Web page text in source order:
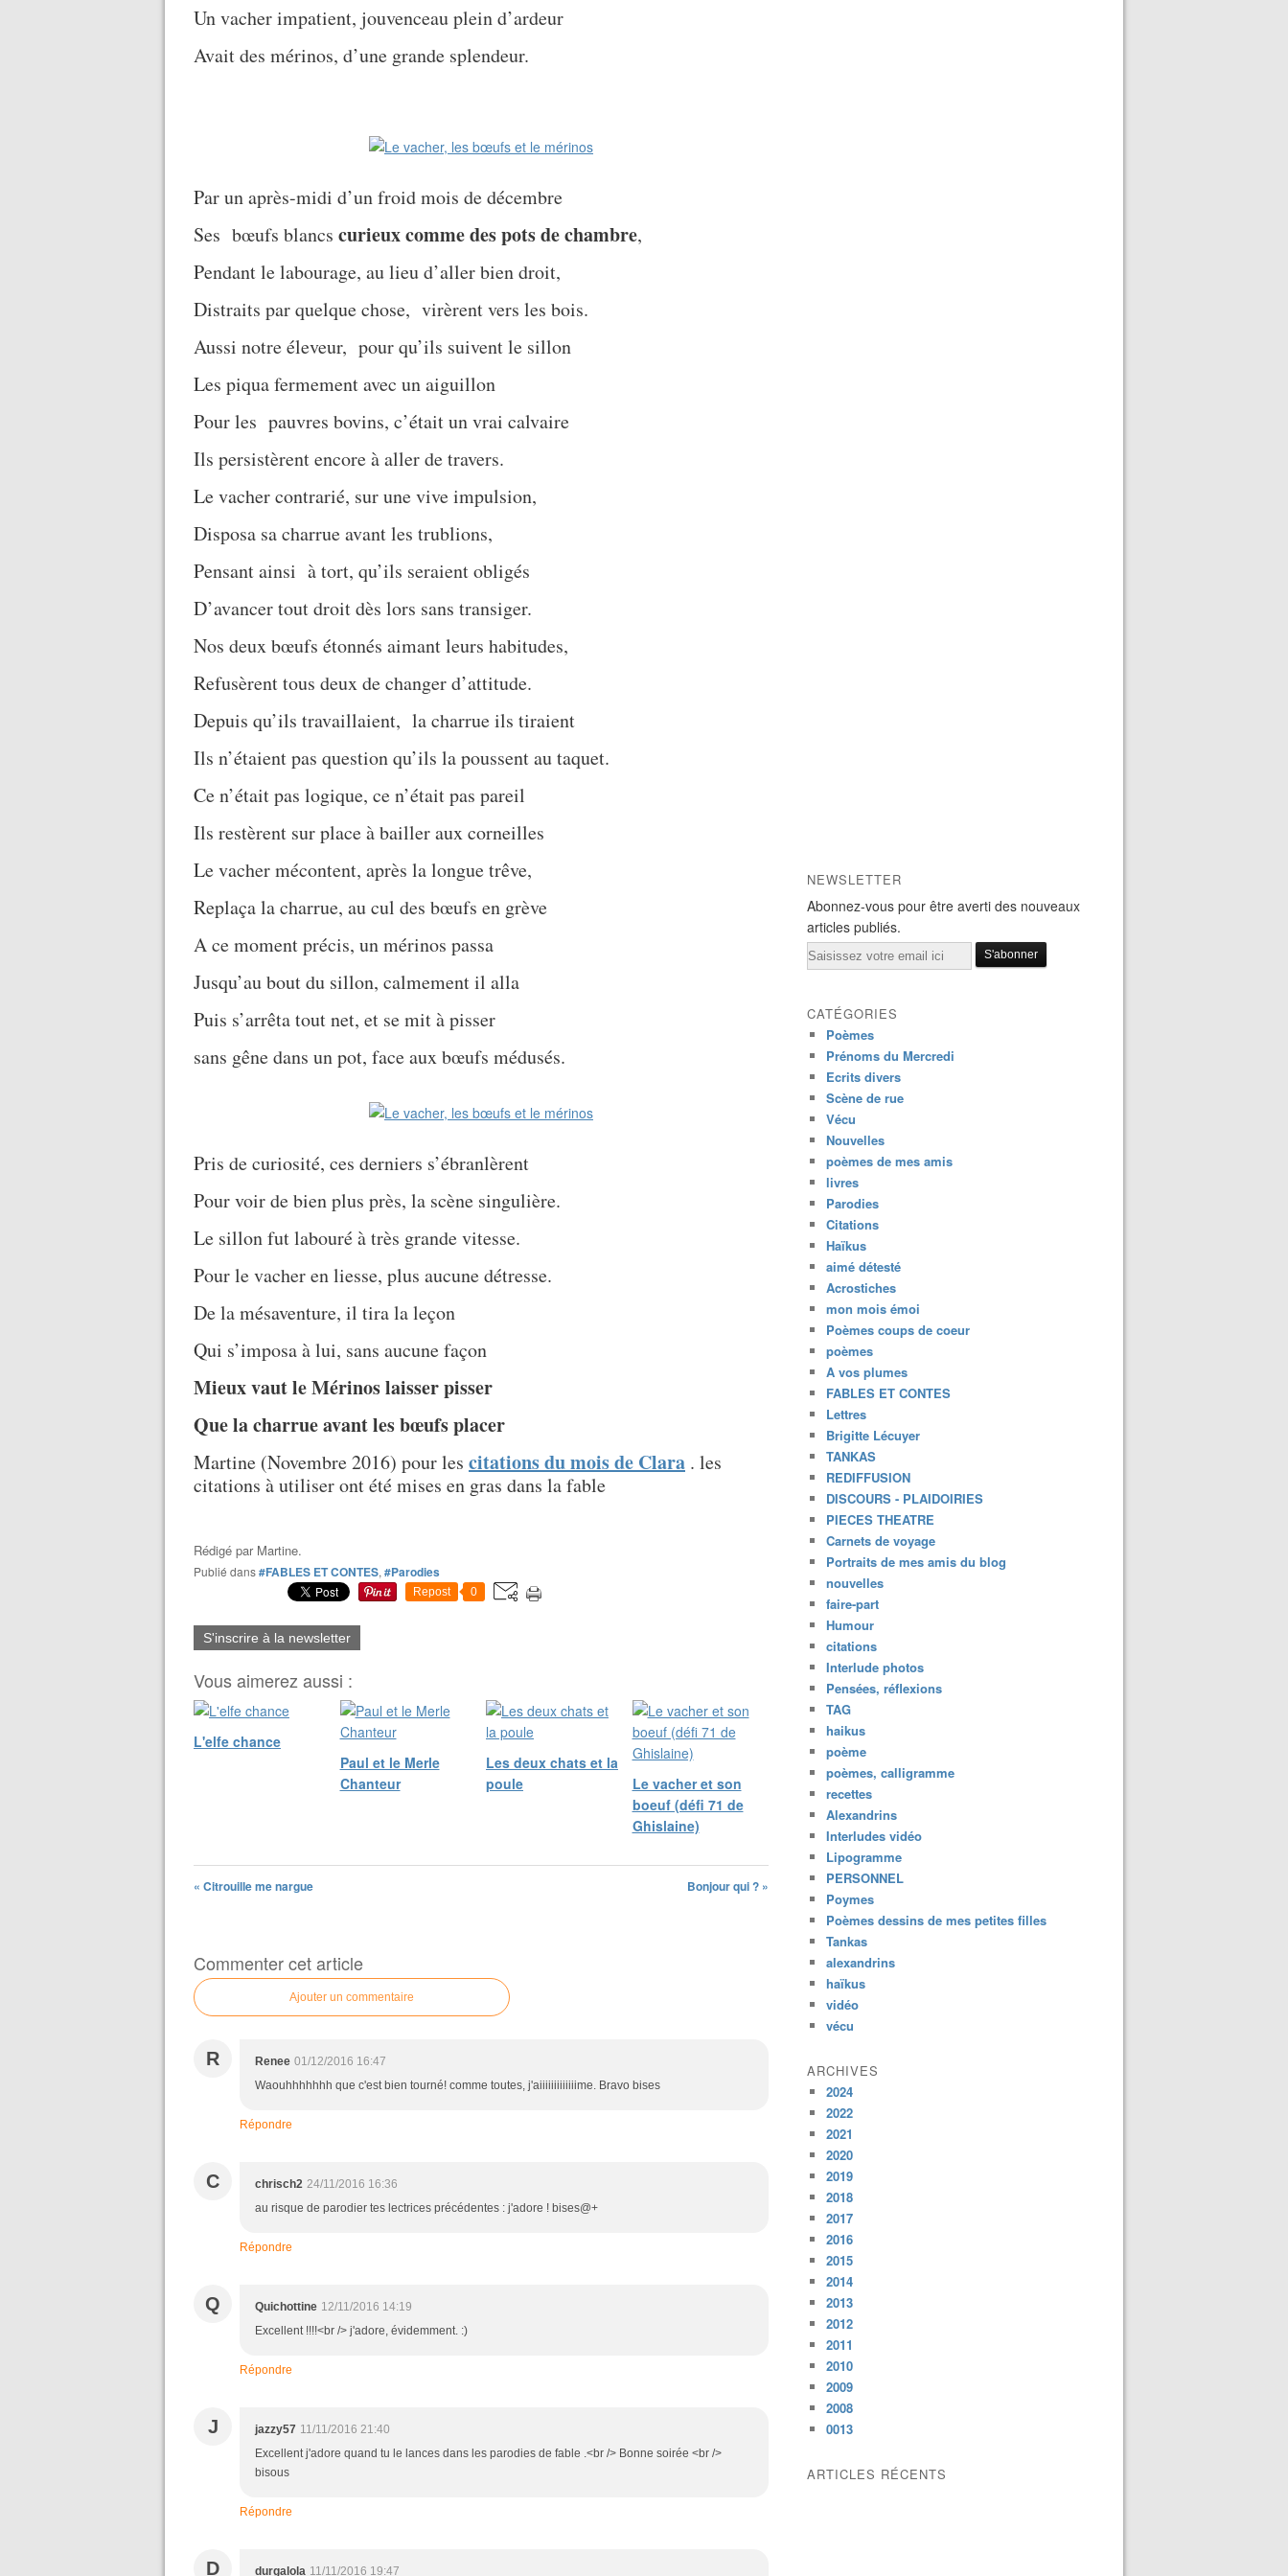
Un vacher impatient, jouvenceau plein d’ardeur
Avait des mérinos, d’une grande splendeur.
Par un après-midi d’un froid mois de décembre
Ses bœufs blancs curieux comme des pots de chambre,
Pendant le labourage, au lieu d’aller bien droit,
Distraits par quelque chose, virèrent vers les bois.
Aussi notre éleveur, pour qu’ils suivent le sillon
Les piqua fermement avec un aiguillon
Pour les pauvres bovins, c’était un vrai calvaire
Ils persistèrent encore à aller de travers.
Le vacher contrarié, sur une vive impulsion,
Disposa sa charrue avant les trublions,
Pensant ainsi à tort, qu’ils seraient obligés
D’avancer tout droit dès lors sans transiger.
Nos deux bœufs étonnés aimant leurs habitudes,
Refusèrent tous deux de changer d’attitude.
Depuis qu’ils travaillaient, la charrue ils tiraient
Ils n’étaient pas question qu’ils la poussent au taquet.
Ce n’était pas logique, ce n’était pas pareil
Ils restèrent sur place à bailler aux corneilles
Le vacher mécontent, après la longue trêve,
Replaça la charrue, au cul des bœufs en grève
A ce moment précis, un mérinos passa
Jusqu’au bout du sillon, calmement il alla
Puis s’arrêta tout net, et se mit à pisser
sans gêne dans un pot, face aux bœufs médusés.
Pris de curiosité, ces derniers s’ébranlèrent
Pour voir de bien plus près, la scène singulière.
Le sillon fut labouré à très grande vitesse.
Pour le vacher en liesse, plus aucune détresse.
De la mésaventure, il tira la leçon
Qui s’imposa à lui, sans aucune façon
Mieux vaut le Mérinos laisser pisser
Que la charrue avant les bœufs placer
Martine (Novembre 2016) pour les citations du mois de Clara . les
citations à utiliser ont été mises en gras dans la fable
Rédigé par Martine.
Publié dans#FABLES ET CONTES, #Parodies
Repost 0
S'inscrire à la newsletter
Vous aimerez aussi :
L'elfe chance
Paul et le Merle
Chanteur
Les deux chats et la
poule
Le vacher et son
boeuf (défi 71 de
Ghislaine)
« Citrouille me nargue Bonjour qui ? »
Commenter cet article
Ajouter un commentaire
R Renee 01/12/2016 16:47
Waouhhhhhhh que c'est bien tourné! comme toutes, j'aiiiiiiiiiiiiime. Bravo bises
Répondre
C chrisch2 24/11/2016 16:36
au risque de parodier tes lectrices précédentes : j'adore ! bises@+
Répondre
Q Quichottine 12/11/2016 14:19
Excellent !!!!<br /> j'adore, évidemment. :)
Répondre
J jazzy57 11/11/2016 21:40
Excellent j'adore quand tu le lances dans les parodies de fable .<br /> Bonne soirée <br />
bisous
Répondre
D durgalola 11/11/2016 19:47
NEWSLETTER
Abonnez-vous pour être averti des nouveaux
articles publiés.
Email
CATÉGORIES
Poèmes
Prénoms du Mercredi
Ecrits divers
Scène de rue
Vécu
Nouvelles
poèmes de mes amis
livres
Parodies
Citations
Haïkus
aimé détesté
Acrostiches
mon mois émoi
Poèmes coups de coeur
poèmes
A vos plumes
FABLES ET CONTES
Lettres
Brigitte Lécuyer
TANKAS
REDIFFUSION
DISCOURS - PLAIDOIRIES
PIECES THEATRE
Carnets de voyage
Portraits de mes amis du blog
nouvelles
faire-part
Humour
citations
Interlude photos
Pensées, réflexions
TAG
haikus
poème
poèmes, calligramme
recettes
Alexandrins
Interludes vidéo
Lipogramme
PERSONNEL
Poymes
Poèmes dessins de mes petites filles
Tankas
alexandrins
haïkus
vidéo
vécu
ARCHIVES
2024
2022
2021
2020
2019
2018
2017
2016
2015
2014
2013
2012
2011
2010
2009
2008
0013
ARTICLES RÉCENTS